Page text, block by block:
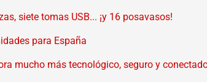
siete tomas USB... ¡y 16 posavasos!
para España
mucho más tecnológico, seguro y